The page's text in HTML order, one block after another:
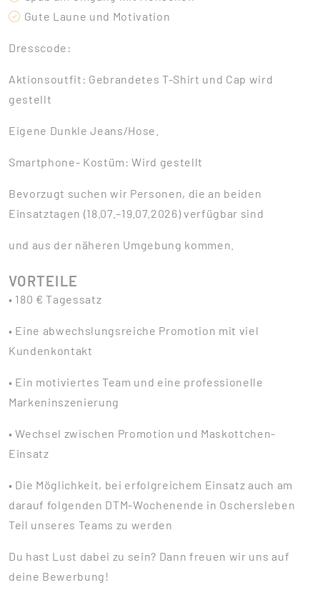
Gute Laune und Motivation
Dresscode:
Aktionsoutfit: Gebrandetes T-Shirt und Cap wird
gestellt
Eigene Dunkle Jeans/Hose.
Smartphone- Kostüm: Wird gestellt
Bevorzugt suchen wir Personen, die an beiden
Einsatztagen (18.07.–19.07.2026) verfügbar sind
und aus der näheren Umgebung kommen.
VORTEILE
• 180 € Tagessatz
• Eine abwechslungsreiche Promotion mit viel
Kundenkontakt
• Ein motiviertes Team und eine professionelle
Markeninszenierung
• Wechsel zwischen Promotion und Maskottchen-
Einsatz
• Die Möglichkeit, bei erfolgreichem Einsatz auch am
darauf folgenden DTM-Wochenende in Oschersleben
Teil unseres Teams zu werden
Du hast Lust dabei zu sein? Dann freuen wir uns auf
deine Bewerbung!